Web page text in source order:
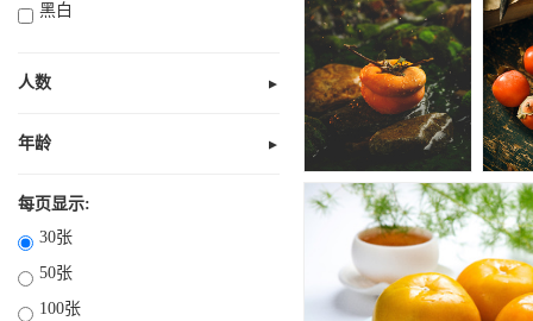
黑白
人数 ▼
1人
3人
4人
多人
年龄 ▼
全部10岁以下
部分18岁以下
全部18岁以下
18岁以上
每页显示:
30张
50张
100张